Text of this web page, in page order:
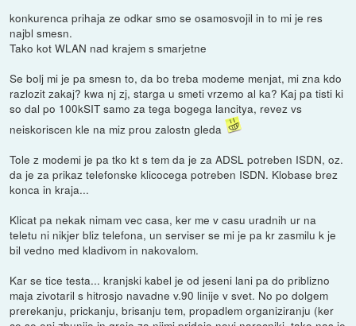
konkurenca prihaja ze odkar smo se osamosvojil in to mi je res
najbl smesn.
Tako kot WLAN nad krajem s smarjetne
Se bolj mi je pa smesn to, da bo treba modeme menjat, mi zna kdo
razlozit zakaj? kwa nj zj, starga u smeti vrzemo al ka? Kaj pa tisti ki
so dal po 100kSIT samo za tega bogega lancitya, revez vs
neiskoriscen kle na miz prou zalostn gleda
Tole z modemi je pa tko kt s tem da je za ADSL potreben ISDN, oz.
da je za prikaz telefonske klicocega potreben ISDN. Klobase brez
konca in kraja...
Klicat pa nekak nimam vec casa, ker me v casu uradnih ur na
teletu ni nikjer bliz telefona, un serviser se mi je pa kr zasmilu k je
bil vedno med kladivom in nakovalom.
Kar se tice testa... kranjski kabel je od jeseni lani pa do priblizno
maja zivotaril s hitrosjo navadne v.90 linije v svet. No po dolgem
prerekanju, prickanju, brisanju tem, propadlem organiziranju (ker